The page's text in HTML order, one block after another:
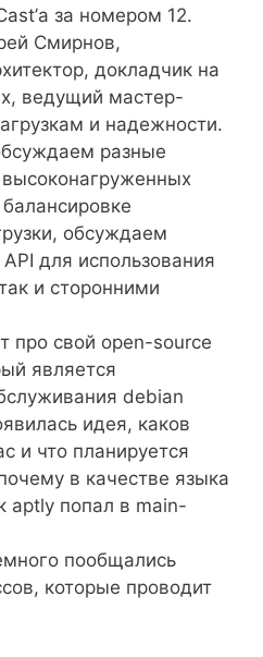
за номером 12.
Смирнов,
докладчик на
ведущий мастер-
и надежности.
разные
обсуждаем
для использования
и сторонними
про свой open-source
является
debian
идея, каков
и что планируется
в качестве языка
aptly попал в main-
пообщались
которые проводит